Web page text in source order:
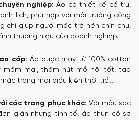
nghiệp: Áo có thiết kế cổ trụ,
lịch, phù hợp với môi trường công
chỉ giúp người mặc trở nên chỉn chu,
thương hiệu của doanh nghiệp.
cấp: Áo được may từ 100% cotton
mềm mại, thấm hút mồ hôi tốt, tạo
trong mọi điều kiện thời tiết.
các trang phục khác: Với màu sắc
giản nhưng tinh tế, áo thun cổ sơ